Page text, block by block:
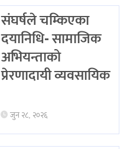
संघर्षले चम्किएका
दयानिधि- सामाजिक
अभियन्ताको
प्रेरणादायी व्यवसायिक
जुन २८, २०२६